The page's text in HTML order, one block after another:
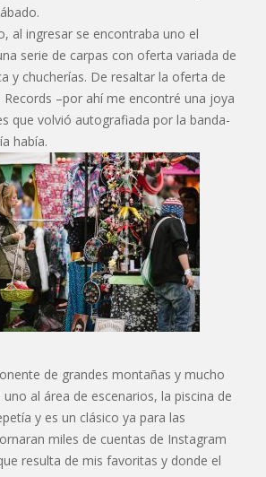
al ingresar se encontraba uno el
serie de carpas con oferta variada de
y chucherías. De resaltar la oferta de
Records –por ahí me encontré una joya
que volvió autografiada por la banda-
había.
de grandes montañas y mucho
al área de escenarios, la piscina de
y es un clásico ya para las
miles de cuentas de Instagram
resulta de mis favoritas y donde el